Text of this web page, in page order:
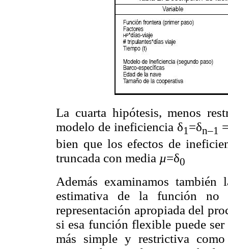
La cuarta hipótesis, menos
modelo de ineficiencia δ1 =δn–1
bien que los efectos de
truncada con media µ=δ0
Además examinamos
estimativa de la función no
representación apropiada del
si esa función flexible puede
más simple y restrictiva